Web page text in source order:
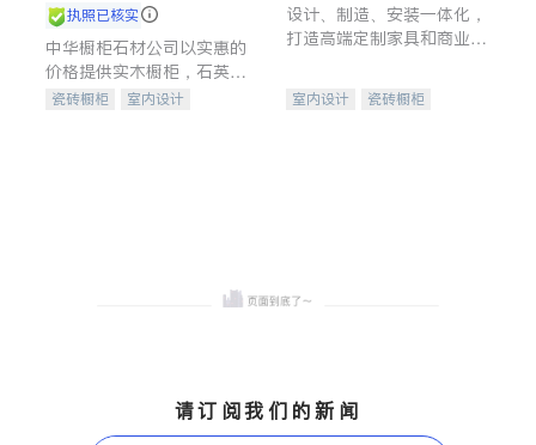
执照已核实
中华橱柜石材公司以实惠的
价格提供实木橱柜，石英石
台面，多种优质不锈钢水
瓷砖橱柜
室内设计
设计、制造、安装一体化，
打造高端定制家具和商业空
室内设计
瓷砖橱柜
请订阅我们的新闻